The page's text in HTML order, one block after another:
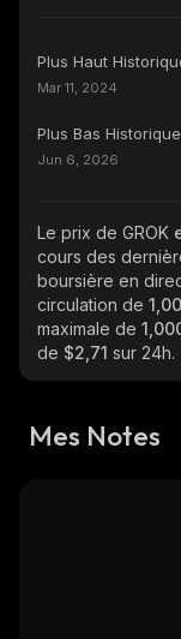
Plus Haut
Mar 11, 2024
Plus Bas Historique
Jun 6, 2026
Le prix de GROK
cours des
boursière en
circulation de
maximale de
de $2,71 sur 24h.
Mes Notes